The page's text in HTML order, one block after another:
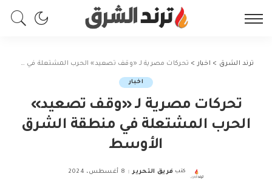
ترند الشرق > اخبار > تحركات مصرية لـ «وقف تصعيد» الحرب المشتعلة في منطقة الشرق الأوسط
اخبار
تحركات مصرية لـ «وقف تصعيد»
الحرب المشتعلة في منطقة الشرق
الأوسط
Posted
كتب فريق التحرير 8 أغسطس، 2024